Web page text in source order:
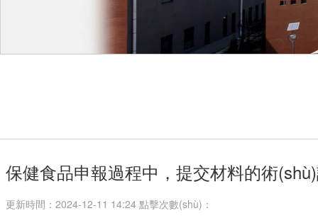
保健食品申報過程中，提交材料的術
更新時間：2024-12-11 14:24 點擊次數(shù)：